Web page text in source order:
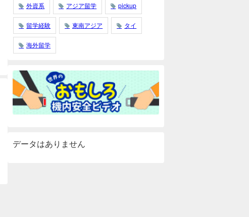
外資系 アジア留学 pickup
留学経験 東南アジア タイ
海外留学
データはありません